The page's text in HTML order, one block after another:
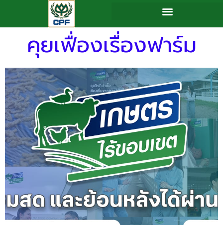
to
contentคุยเฟื่องเรื่องฟาร์ม